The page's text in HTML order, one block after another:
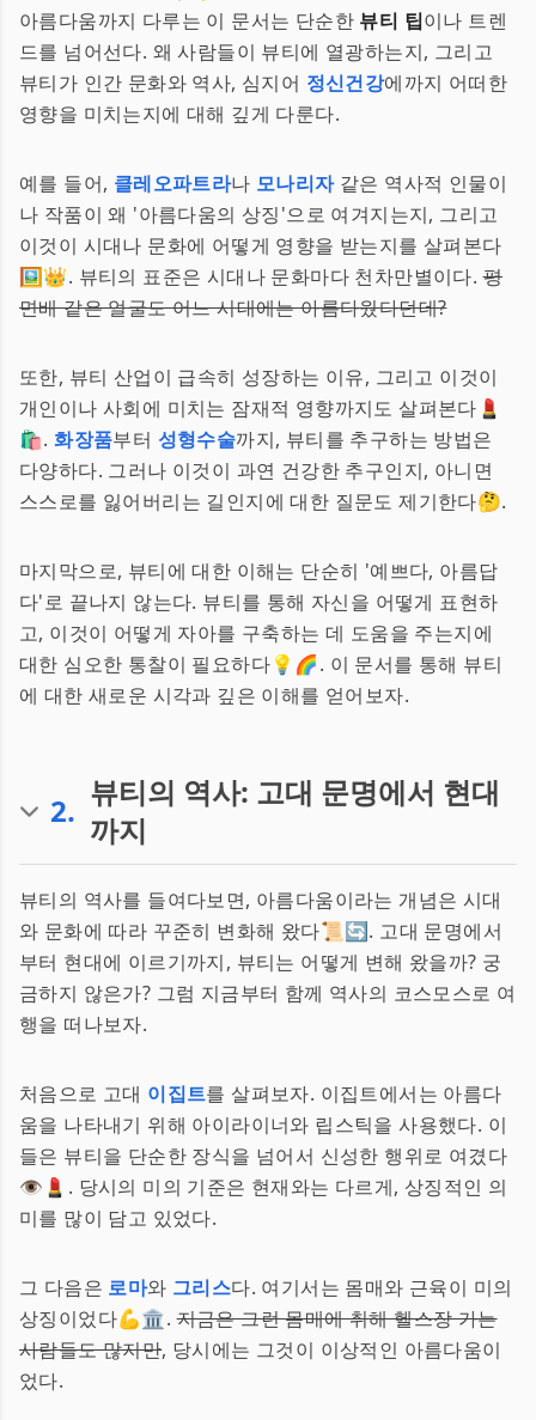
아름다움까지 다루는 이 문서는 단순한 뷰티 팁이나 트렌
드를 넘어선다. 왜 사람들이 뷰티에 열광하는지, 그리고
뷰티가 인간 문화와 역사, 심지어 정신건강에까지 어떠한
영향을 미치는지에 대해 깊게 다룬다.
예를 들어, 클레오파트라나 모나리자같은 역사적 인물이
나 작품이 왜 '아름다움의 상징'으로 여겨지는지, 그리고
이것이 시대나 문화에 어떻게 영향을 받는지를 살펴본다
🖼️👑. 뷰티의 표준은 시대나 문화마다 천차만별이다.평
면배 같은 얼굴도 어느 시대에는 아름다웠다던데?
또한, 뷰티 산업이 급속히 성장하는 이유, 그리고 이것이
개인이나 사회에 미치는 잠재적 영향까지도 살펴본다💄
🛍️.화장품부터 성형수술까지, 뷰티를 추구하는 방법은
다양하다. 그러나 이것이 과연 건강한 추구인지, 아니면
스스로를 잃어버리는 길인지에 대한 질문도 제기한다🤔.
마지막으로, 뷰티에 대한 이해는 단순히 '예쁘다, 아름답
다'로 끝나지 않는다. 뷰티를 통해 자신을 어떻게 표현하
고, 이것이 어떻게 자아를 구축하는 데 도움을 주는지에
대한 심오한 통찰이 필요하다💡🌈. 이 문서를 통해 뷰티
에 대한 새로운 시각과 깊은 이해를 얻어보자.
2. 뷰티의 역사: 고대 문명에서 현대
까지
뷰티의 역사를 들여다보면, 아름다움이라는 개념은 시대
와 문화에 따라 꾸준히 변화해 왔다📜🔄. 고대 문명에서
부터 현대에 이르기까지, 뷰티는 어떻게 변해 왔을까? 궁
금하지 않은가? 그럼 지금부터 함께 역사의 코스모스로 여
행을 떠나보자.
처음으로 고대 이집트를 살펴보자. 이집트에서는 아름다
움을 나타내기 위해 아이라이너와 립스틱을 사용했다. 이
들은 뷰티을 단순한 장식을 넘어서 신성한 행위로 여겼다
👁💄. 당시의 미의 기준은 현재와는 다르게, 상징적인 의
미를 많이 담고 있었다.
그 다음은 로마와 그리스다. 여기서는 몸매와 근육이 미의
상징이었다💪🏛.지금은 그런 몸매에 취해 헬스장 가는
사람들도 많지만, 당시에는 그것이 이상적인 아름다움이
었다.